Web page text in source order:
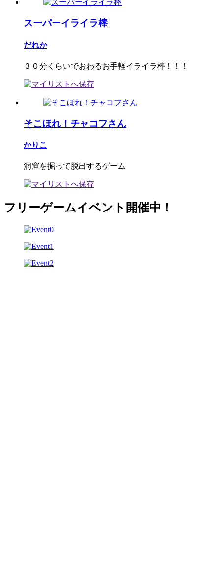
スーパーイライラ棒
だれか
３０分くらいでおわるお手軽イライラ棒！！！
そこほれ！チャコフさん
かりこ
洞窟を掘って脱出するゲーム
フリーゲームイベント開催中！